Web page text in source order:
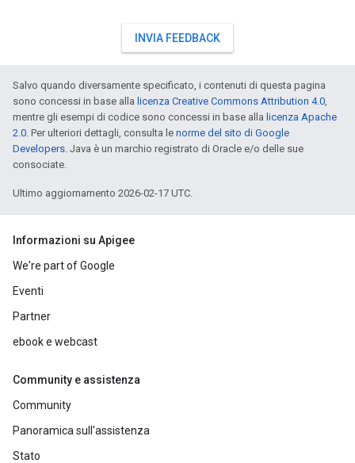
INVIA FEEDBACK
Salvo quando diversamente specificato, i contenuti di questa pagina
sono concessi in base alla licenza Creative Commons Attribution 4.0,
mentre gli esempi di codice sono concessi in base alla licenza Apache
2.0. Per ulteriori dettagli, consulta le norme del sito di Google
Developers. Java è un marchio registrato di Oracle e/o delle sue
consociate.
Ultimo aggiornamento 2026-02-17 UTC.
Informazioni su Apigee
We're part of Google
Eventi
Partner
ebook e webcast
Community e assistenza
Community
Panoramica sull'assistenza
Stato